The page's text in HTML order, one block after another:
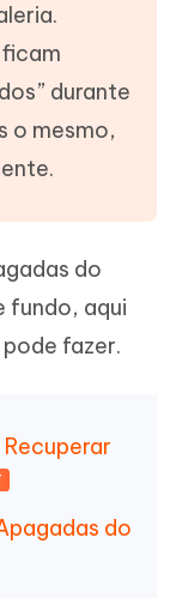
durante
o mesmo,
do
fundo, aqui
fazer.
do